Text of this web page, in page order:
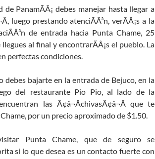
PanamÃÂ¡ debes manejar hasta llegar a
luego prestando atenciÃÂ³n, verÃÂ¡s a la
de entrada hacia Punta Chame, 25
llegues al final y encontrarÃÂ¡s el pueblo. La
perfectas condiciones.
debes bajarte en la entrada de Bejuco, en la
del restaurante Pio Pio, al lado de la
las Ã¢â¬ÅchivasÃ¢â¬Â que te
por un precio aproximado de $1.50.
Punta Chame, que de seguro se
si lo que desea es un contacto fuerte con